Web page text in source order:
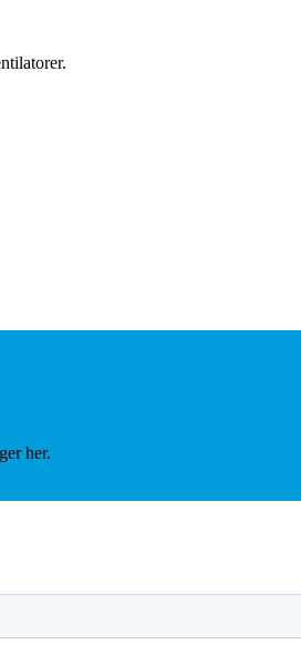
her.